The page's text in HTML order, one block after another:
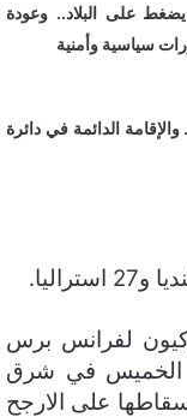
على البلاد.. وعودة
سياسية وأمنية
الدائمة في دائرة
لفرانس برس
الخميس في شرق
298 شخصا تم اسقاطها على الارجح